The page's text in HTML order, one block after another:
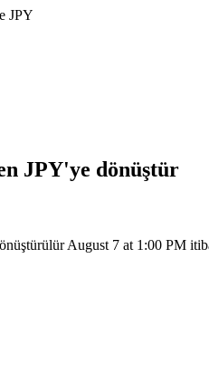
işlemler
JPY
JPY'ye dönüştür
August 7 at 1:00 PM